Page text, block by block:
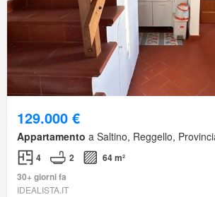
129.000 €
Appartamento a Saltino, Reggello,
4 2
64 m²
30+ giorni fa
IDEALISTA.IT